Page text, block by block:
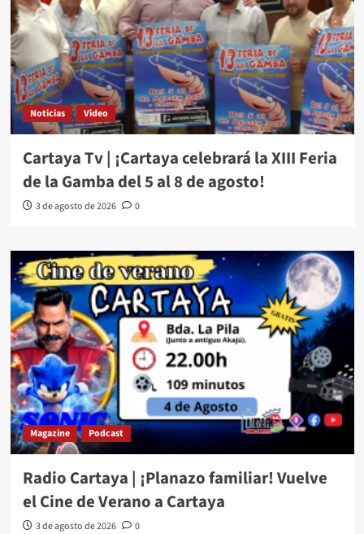
Noticias Video
Cartaya Tv | ¡Cartaya celebrará la XIII Feria
de la Gamba del 5 al 8 de agosto!
3 de agosto de 2026 0
Magazine Podcast
Radio Cartaya | ¡Planazo familiar! Vuelve
el Cine de Verano a Cartaya
3 de agosto de 2026 0